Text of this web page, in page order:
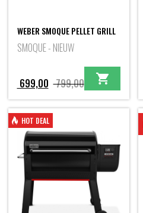
WEBER SMOQUE PELLET GRILL
SMOQUE - NIEUW
799,00Oorspronkelijke
prijs
was:
699,00
Huidige
prijs
is:
HOT DEAL